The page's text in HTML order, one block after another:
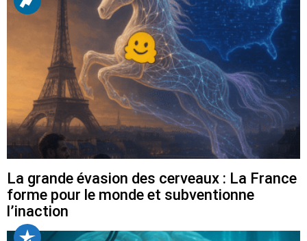
La grande évasion des cerveaux : La France
forme pour le monde et subventionne
l’inaction